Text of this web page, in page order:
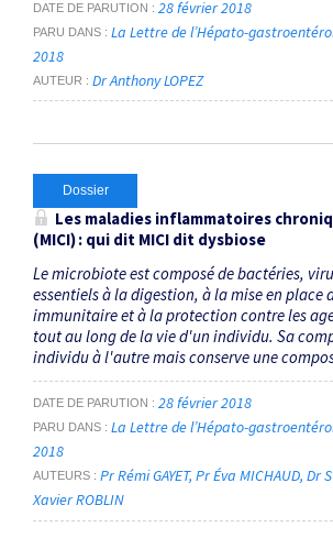
DATE DE PARUTION 28 février 2018
PARU DANS
La Lettre de l’Hépato-
2018
AUTEUR Dr Anthony LOPEZ
Dossier
Les maladies inflammatoires
(MICI) : qui dit MICI dit dysbiose
Le microbiote est composé de bactéries,
essentiels à la digestion, à la mise en place
immunitaire et à la protection contre les
tout au long de la vie d'un individu. Sa
individu à l'autre mais conserve une
DATE DE PARUTION 28 février 2018
PARU DANS
La Lettre de l’Hépato-
2018
AUTEURS Pr Rémi GAYET Pr Éva MICHAUD Dr
Xavier ROBLIN